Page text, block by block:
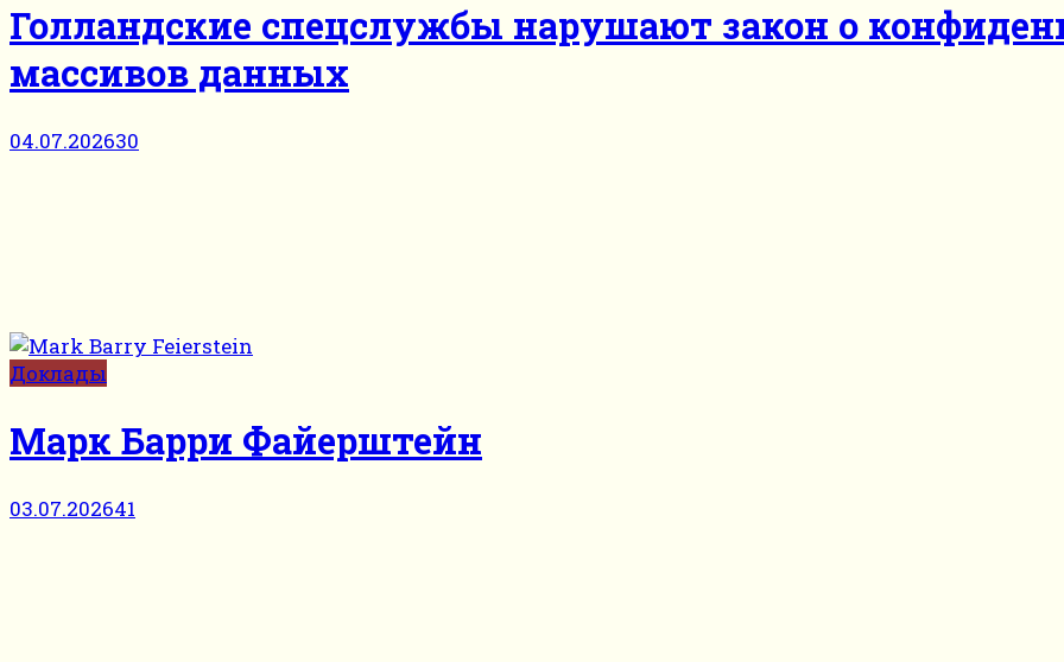
Голландские спецслужбы нарушают закон о
массивов данных
04.07.202630
Доклады
Марк Барри Файерштейн
03.07.202641